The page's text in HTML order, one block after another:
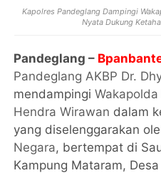
Kapolres Pandeglang Dampingi
Nyata Dukung
Pandeglang –
Pandeglang AKBP Dr.
mendampingi
Hendra Wirawan dalam
yang diselenggarakan
Negara, bertempat di
Kampung Mataram,